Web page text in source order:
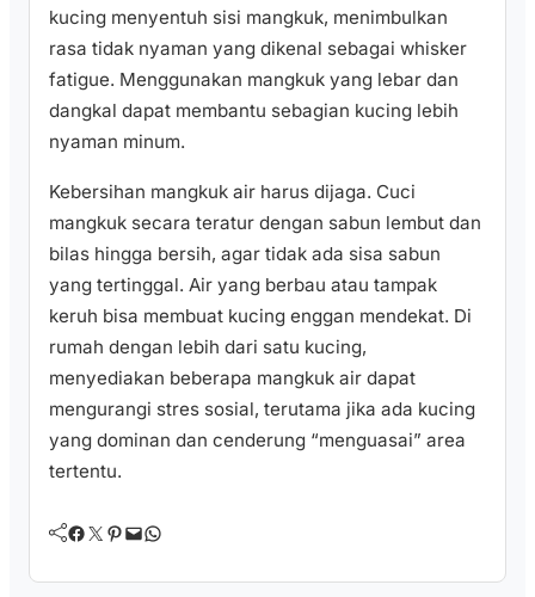
kucing menyentuh sisi mangkuk, menimbulkan
rasa tidak nyaman yang dikenal sebagai whisker
fatigue. Menggunakan mangkuk yang lebar dan
dangkal dapat membantu sebagian kucing lebih
nyaman minum.
Kebersihan mangkuk air harus dijaga. Cuci
mangkuk secara teratur dengan sabun lembut dan
bilas hingga bersih, agar tidak ada sisa sabun
yang tertinggal. Air yang berbau atau tampak
keruh bisa membuat kucing enggan mendekat. Di
rumah dengan lebih dari satu kucing,
menyediakan beberapa mangkuk air dapat
mengurangi stres sosial, terutama jika ada kucing
yang dominan dan cenderung “menguasai” area
tertentu.
Facebook Twitter Pinterest Mail WhatsApp